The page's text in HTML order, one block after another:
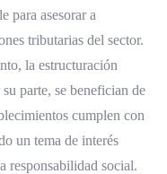
para asesorar a
tributarias del sector.
la estructuración
parte, se benefician de
cumplen con
un tema de interés
responsabilidad social.